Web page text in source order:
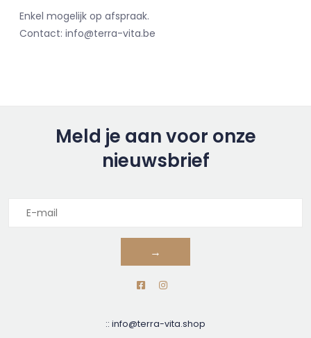
Enkel mogelijk op afspraak.
Contact: info@terra-vita.be
Meld je aan voor onze
nieuwsbrief
→
:: info@terra-vita.shop